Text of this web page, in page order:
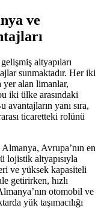
ve
altyapıları
sunmaktadır. Her iki
alan limanlar,
iki ülke arasındaki
avantajların yanı sıra,
ticaretteki rolünü
Almanya, Avrupa’nın en
lojistik altyapısıyla
ve yüksek kapasiteli
getirirken, hızlı
otomobil ve
yük taşımacılığı